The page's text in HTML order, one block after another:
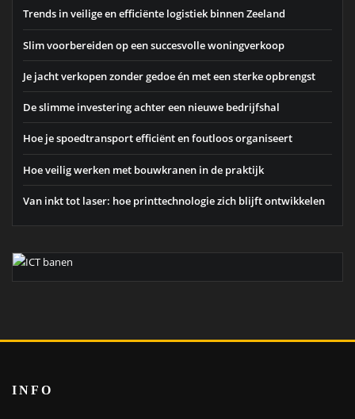
Trends in veilige en efficiënte logistiek binnen Zeeland
Slim voorbereiden op een succesvolle woningverkoop
Je jacht verkopen zonder gedoe én met een sterke opbrengst
De slimme investering achter een nieuwe bedrijfshal
Hoe je spoedtransport efficiënt en foutloos organiseert
Hoe veilig werken met bouwkranen in de praktijk
Van inkt tot laser: hoe printtechnologie zich blijft ontwikkelen
INFO